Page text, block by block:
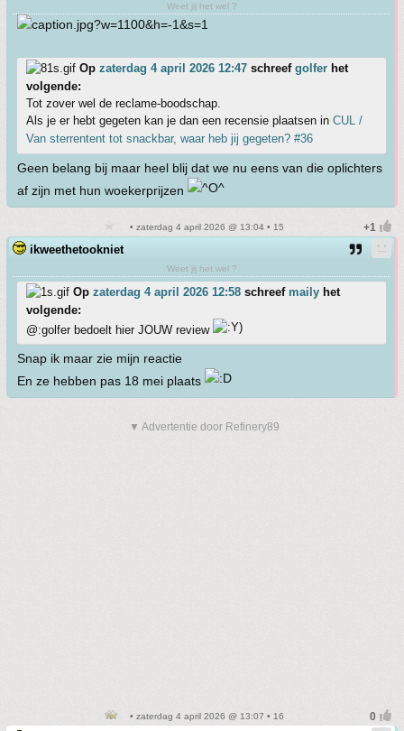
Weet jij het wel ?
Op zaterdag 4 april 2026 12:47 schreef golfer het
volgende:
Tot zover wel de reclame-boodschap.
Als je er hebt gegeten kan je dan een recensie plaatsen in CUL /
Van sterrentent tot snackbar, waar heb jij gegeten? #36
Geen belang bij maar heel blij dat we nu eens van die oplichters
af zijn met hun woekerprijzen
• zaterdag 4 april 2026 @ 13:04 • 15
ikweethetookniet
Weet jij het wel ?
Op zaterdag 4 april 2026 12:58 schreef maily het
volgende:
@:golfer bedoelt hier JOUW review
Snap ik maar zie mijn reactie
En ze hebben pas 18 mei plaats
▼ Advertentie door Refinery89
• zaterdag 4 april 2026 @ 13:07 • 16